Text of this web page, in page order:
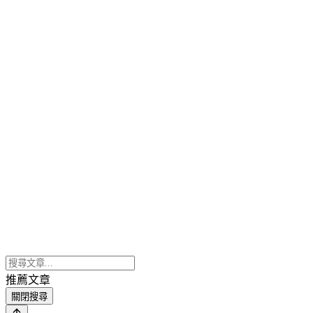
推薦文章
關閉搜尋